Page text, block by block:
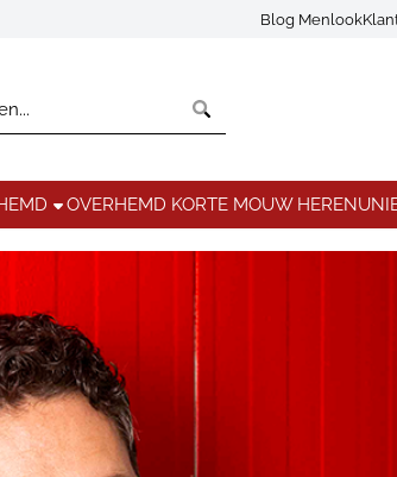
Blog Menlook
OVERHEMD KORTE MOUW HEREN